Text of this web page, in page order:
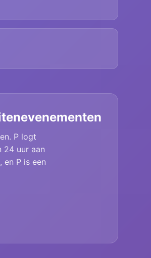
P logt
24 uur aan
P is een